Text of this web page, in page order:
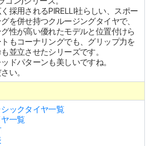
採用されるPIRELLI社らしい、スポー
を併せ持つクルージングタイヤで、
性が高い優れたモデルと位置付けら
もコーナリングでも、グリップ力を
並立させたシリーズです。
ドパターンも美しいですね。
い。
ックタイヤ一覧
一覧